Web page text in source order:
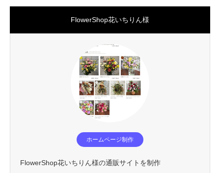
FlowerShop花いちりん様
ホームページ制作
FlowerShop花いちりん様の通販サイトを制作